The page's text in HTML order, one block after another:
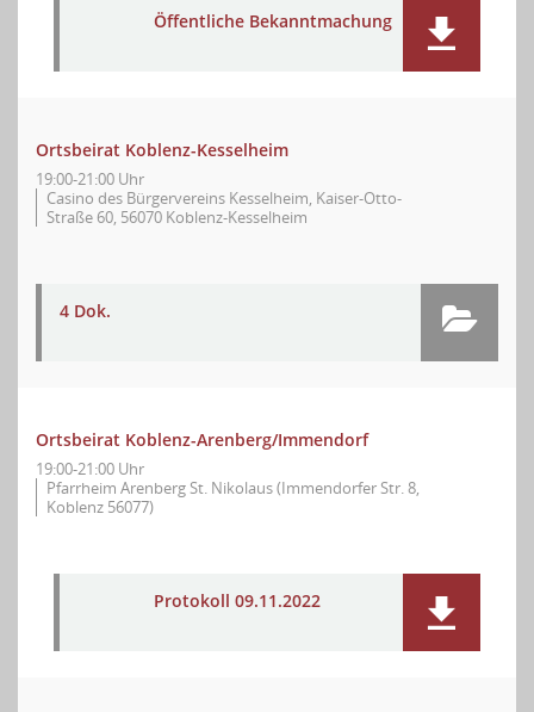
Öffentliche Bekanntmachung
Ortsbeirat Koblenz-Kesselheim
19:00-21:00 Uhr
Casino des Bürgervereins Kesselheim, Kaiser-Otto-
Straße 60, 56070 Koblenz-Kesselheim
4 Dok.
Ortsbeirat Koblenz-Arenberg/Immendorf
19:00-21:00 Uhr
Pfarrheim Arenberg St. Nikolaus (Immendorfer Str. 8,
Koblenz 56077)
Protokoll 09.11.2022